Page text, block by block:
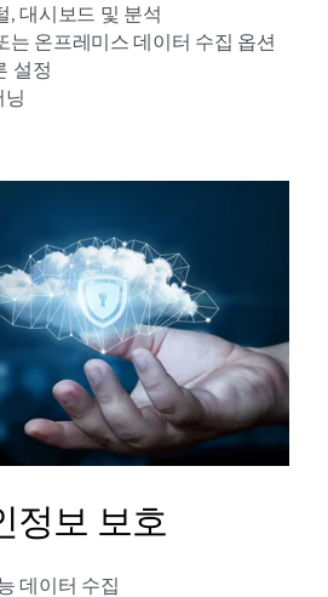
, 대시보드 및 분석
는 온프레미스 데이터 수집 옵션
설정
닝
정보 보호
데이터 수집